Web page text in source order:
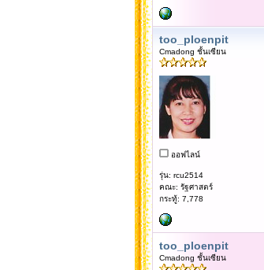
too_ploenpit
Cmadong ชั้นเซียน
ออฟไลน์
รุ่น: rcu2514
คณะ: รัฐศาสตร์
กระทู้: 7,778
too_ploenpit
Cmadong ชั้นเซียน